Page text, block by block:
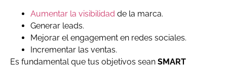
Aumentar la visibilidad de la marca.
Generar leads.
Mejorar el engagement en redes sociales.
Incrementar las ventas.
Es fundamental que tus objetivos sean SMART